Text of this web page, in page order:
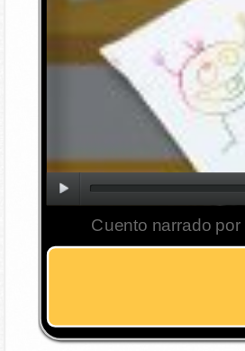
Cuento narrado por